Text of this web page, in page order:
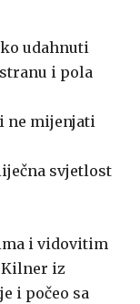
udahnuti
i pola
ne mijenjati
svjetlost
i vidovitim
Kilner iz
i počeo sa